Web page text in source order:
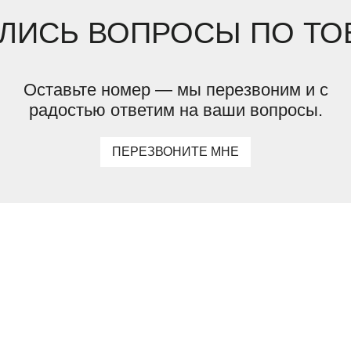
ВОПРОСЫ ПО
Оставьте номер — мы перезвоним и с
радостью ответим на ваши вопросы.
ПЕРЕЗВОНИТЕ МНЕ